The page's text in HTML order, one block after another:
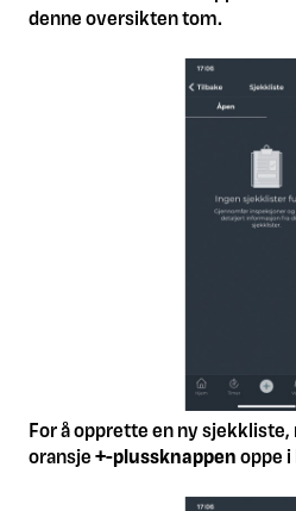
denne oversikten tom.
For å opprette en ny
oransje+-plussknappenoppe